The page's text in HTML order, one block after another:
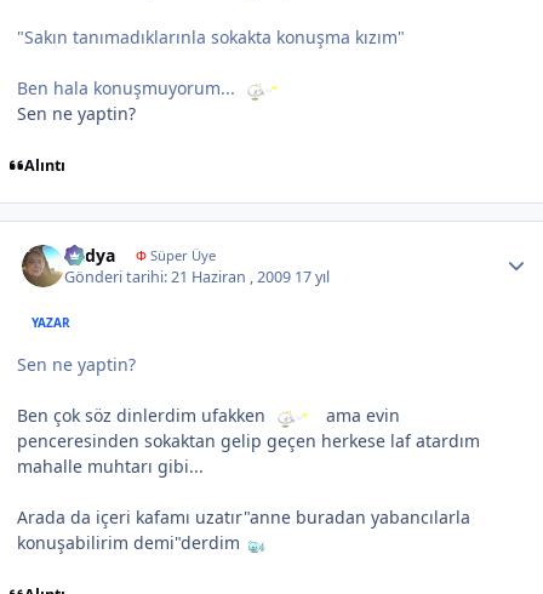
"Sakın tanımadıklarınla sokakta konuşma kızım"
Ben hala konuşmuyorum...
Sen ne yaptin?
Alıntı
Radya ΦSüper Üye
Gönderi tarihi:21 Haziran , 2009 17 yıl
YAZAR
Sen ne yaptin?
Ben çok söz dinlerdim ufakken
ama evin
penceresinden sokaktan gelip geçen herkese laf atardım
mahalle muhtarı gibi...
Arada da içeri kafamı uzatır"anne buradan yabancılarla
konuşabilirim demi"derdim